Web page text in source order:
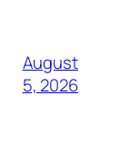
August
5, 2026